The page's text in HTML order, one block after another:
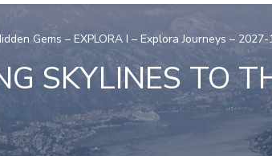
Gems – EXPLORA I – Explora Journeys –
SKYLINES TO